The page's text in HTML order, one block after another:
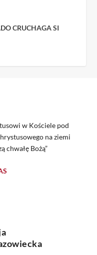
CRUCHAGA SI
w Kościele pod
na ziemi
chwałę Bożą”